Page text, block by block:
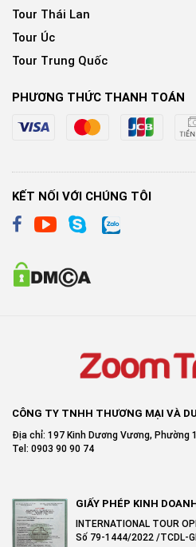
Tour Thái Lan
Tour Úc
Tour Trung Quốc
PHƯƠNG THỨC THANH TOÁN
KẾT NỐI VỚI CHÚNG TÔI
CÔNG TY TNHH THƯƠNG MẠI VÀ
Địa chỉ: 197 Kinh Dương Vương, Phường
Tel: 0903 90 90 74
GIẤY PHÉP KINH
INTERNATIONAL TOUR
Số 79-1444/2022 /TCDL-